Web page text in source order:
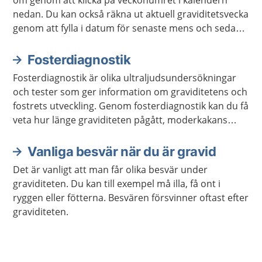
nedan. Du kan också räkna ut aktuell graviditetsvecka
genom att fylla i datum för senaste mens och sedan
beräknat födelsedatum kan i stället ange det direkt.
Fosterdiagnostik
Fosterdiagnostik är olika ultraljudsundersökningar
och tester som ger information om graviditetens och
fostrets utveckling. Genom fosterdiagnostik kan du få
veta hur länge graviditeten pågått, moderkakans
kromosomavvikelser eller andra avvikelser med
graviditeten.
Vanliga besvär när du är gravid
Det är vanligt att man får olika besvär under
graviditeten. Du kan till exempel må illa, få ont i
ryggen eller fötterna. Besvären försvinner oftast efter
graviditeten.